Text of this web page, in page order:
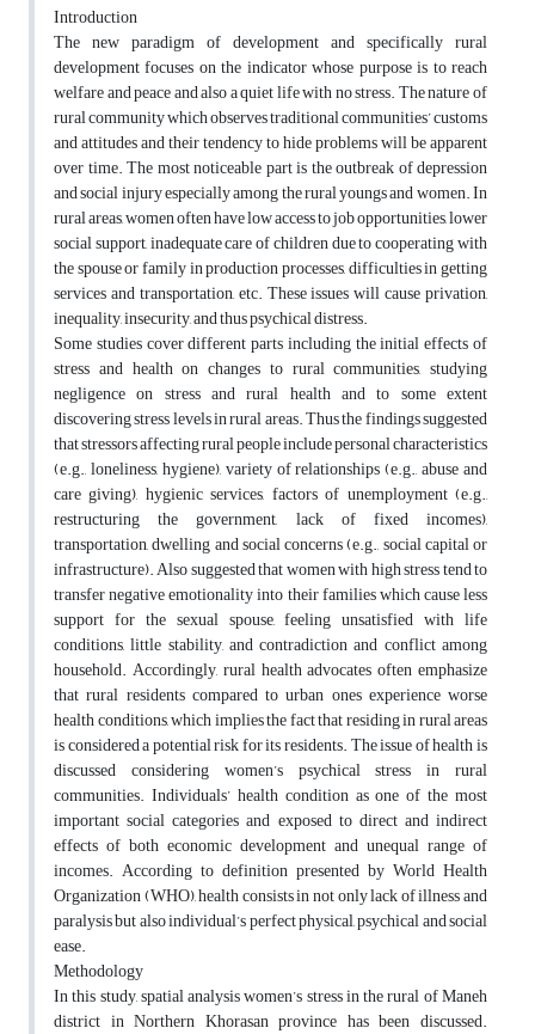
Introduction
The new paradigm of development and specifically rural
development focuses on the indicator whose purpose is to reach
welfare and peace and also a quiet life with no stress. The nature of
rural community which observes traditional communities’ customs
and attitudes and their tendency to hide problems will be apparent
over time. The most noticeable part is the outbreak of depression
and social injury especially among the rural youngs and women. In
rural areas, women often have low access to job opportunities, lower
social support, inadequate care of children due to cooperating with
the spouse or family in production processes, difficulties in getting
services and transportation, etc. These issues will cause privation,
inequality, insecurity, and thus psychical distress.
Some studies cover different parts including the initial effects of
stress and health on changes to rural communities, studying
negligence on stress and rural health and to some extent
discovering stress levels in rural areas. Thus the findings suggested
that stressors affecting rural people include personal characteristics
(e.g., loneliness, hygiene), variety of relationships (e.g., abuse and
care giving), hygienic services, factors of unemployment (e.g.,
restructuring the government, lack of fixed incomes),
transportation, dwelling and social concerns (e.g., social capital or
infrastructure). Also suggested that women with high stress tend to
transfer negative emotionality into their families which cause less
support for the sexual spouse, feeling unsatisfied with life
conditions, little stability, and contradiction and conflict among
household. Accordingly, rural health advocates often emphasize
that rural residents compared to urban ones experience worse
health conditions, which implies the fact that residing in rural areas
is considered a potential risk for its residents. The issue of health is
discussed considering women’s psychical stress in rural
communities. Individuals’ health condition as one of the most
important social categories and exposed to direct and indirect
effects of both economic development and unequal range of
incomes. According to definition presented by World Health
Organization (WHO), health consists in not only lack of illness and
paralysis but also individual’s perfect physical, psychical and social
ease.
Methodology
In this study, spatial analysis women’s stress in the rural of Maneh
district in Northern Khorasan province has been discussed.